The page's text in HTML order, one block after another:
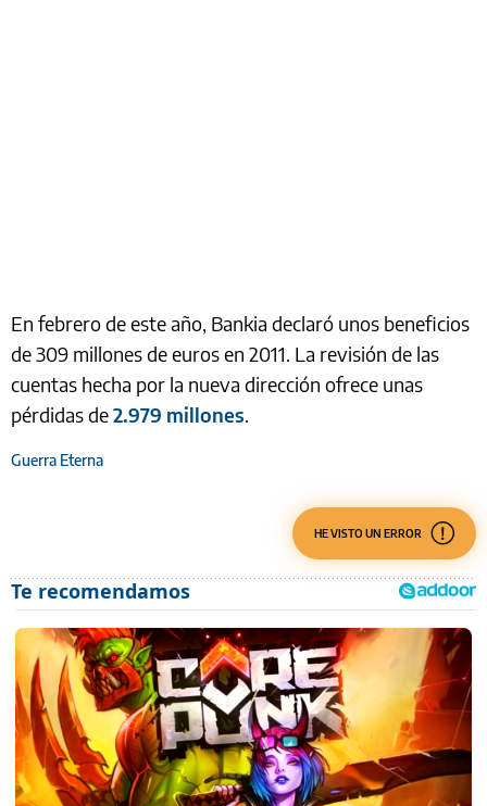
En febrero de este año, Bankia declaró unos beneficios
de 309 millones de euros en 2011. La revisión de las
cuentas hecha por la nueva dirección ofrece unas
pérdidas de2.979 millones.
Guerra Eterna
HE VISTO UN ERROR